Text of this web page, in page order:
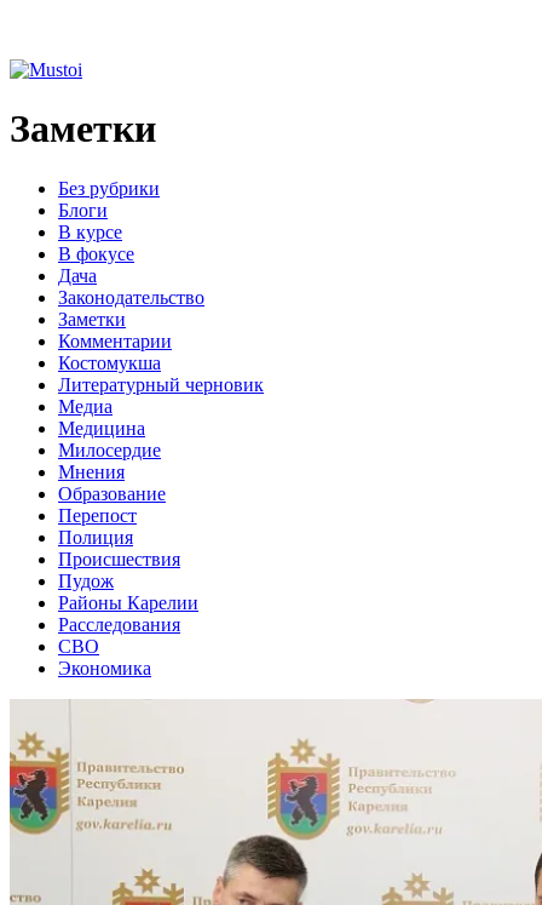
Заметки
Без рубрики
Блоги
В курсе
В фокусе
Дача
Законодательство
Заметки
Комментарии
Костомукша
Литературный черновик
Медиа
Медицина
Милосердие
Мнения
Образование
Перепост
Полиция
Происшествия
Пудож
Районы Карелии
Расследования
СВО
Экономика